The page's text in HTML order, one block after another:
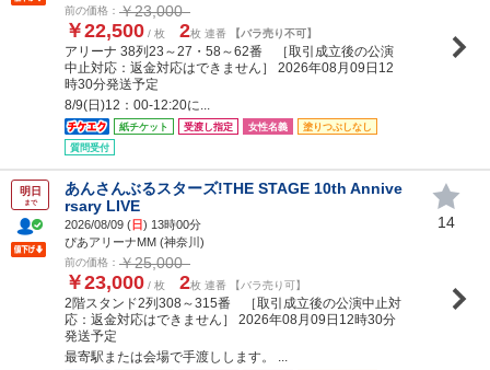
前の価格： ￥23,000
￥22,500 / 枚 2枚 連番 【バラ売り不可】
アリーナ 38列23～27・58～62番 ［取引成立後の公演
中止対応：返金対応はできません］ 2026年08月09日12
時30分発送予定
8/9(日)12：00-12:20に...
紙チケット 受渡し指定 女性名義
塗りつぶしなし
質問受付
明日
まで
あんさんぶるスターズ!THE STAGE 10th Annive
rsary LIVE
2026/08/09 (日) 13時00分
ぴあアリーナMM (神奈川)
前の価格： ￥25,000
￥23,000 / 枚 2枚 連番 【バラ売り可】
2階スタンド2列308～315番 ［取引成立後の公演中止対
応：返金対応はできません］ 2026年08月09日12時30分
発送予定
最寄駅または会場で手渡しします。 ...
14